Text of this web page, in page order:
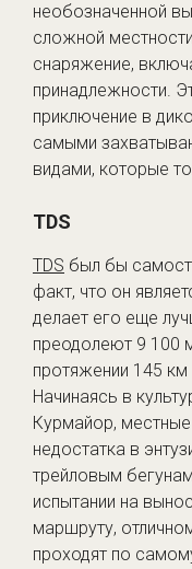
необозначенной
сложной
снаряжение,
принадлежности.
приключение в
самыми
видами, которые
TDS
TDS был бы
факт, что он
делает его еще
преодолеют 9 100
протяжении 145
Начинаясь в
Курмайор,
недостатка в
трейловым
испытании на
маршруту,
проходят по